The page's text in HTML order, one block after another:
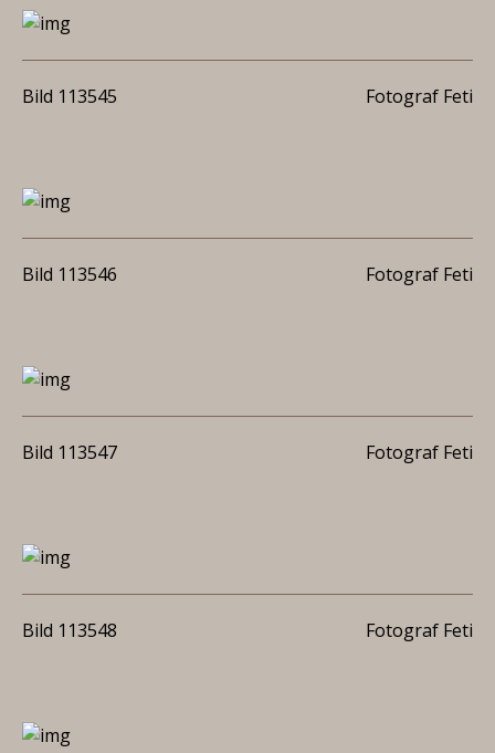
Bild 113545 Fotograf Feti
Bild 113546 Fotograf Feti
Bild 113547 Fotograf Feti
Bild 113548 Fotograf Feti